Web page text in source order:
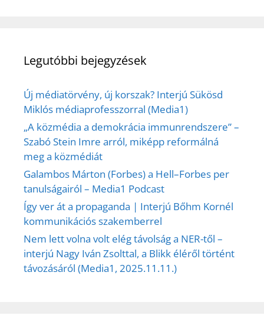
Legutóbbi bejegyzések
Új médiatörvény, új korszak? Interjú Sükösd
Miklós médiaprofesszorral (Media1)
„A közmédia a demokrácia immunrendszere” –
Szabó Stein Imre arról, miképp reformálná
meg a közmédiát
Galambos Márton (Forbes) a Hell–Forbes per
tanulságairól – Media1 Podcast
Így ver át a propaganda | Interjú Bőhm Kornél
kommunikációs szakemberrel
Nem lett volna volt elég távolság a NER-től –
interjú Nagy Iván Zsolttal, a Blikk éléről történt
távozásáról (Media1, 2025.11.11.)